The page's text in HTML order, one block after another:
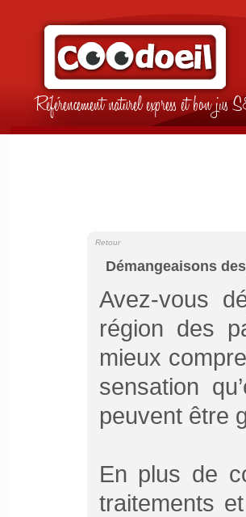
Référencement naturel express et bon jus
Démangeaisons
Retour
Avez-vous
région des
mieux
sensation
peuvent être
En plus de
traitements